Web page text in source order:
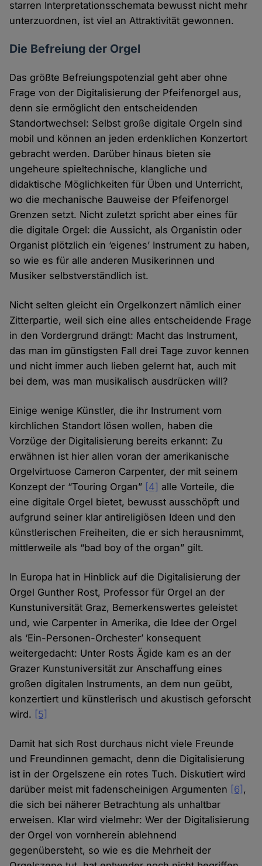
starren Interpretationsschemata bewusst nicht mehr
unterzuordnen, ist viel an Attraktivität gewonnen.
Die Befreiung der Orgel
Das größte Befreiungspotenzial geht aber ohne
Frage von der Digitalisierung der Pfeifenorgel aus,
denn sie ermöglicht den entscheidenden
Standortwechsel: Selbst große digitale Orgeln sind
mobil und können an jeden erdenklichen Konzertort
gebracht werden. Darüber hinaus bieten sie
ungeheure spieltechnische, klangliche und
didaktische Möglichkeiten für Üben und Unterricht,
wo die mechanische Bauweise der Pfeifenorgel
Grenzen setzt. Nicht zuletzt spricht aber eines für
die digitale Orgel: die Aussicht, als Organistin oder
Organist plötzlich ein ‘eigenes’ Instrument zu haben,
so wie es für alle anderen Musikerinnen und
Musiker selbstverständlich ist.
Nicht selten gleicht ein Orgelkonzert nämlich einer
Zitterpartie, weil sich eine alles entscheidende Frage
in den Vordergrund drängt: Macht das Instrument,
das man im günstigsten Fall drei Tage zuvor kennen
und nicht immer auch lieben gelernt hat, auch mit
bei dem, was man musikalisch ausdrücken will?
Einige wenige Künstler, die ihr Instrument vom
kirchlichen Standort lösen wollen, haben die
Vorzüge der Digitalisierung bereits erkannt: Zu
erwähnen ist hier allen voran der amerikanische
Orgelvirtuose Cameron Carpenter, der mit seinem
Konzept der “Touring Organ” [4] alle Vorteile, die
eine digitale Orgel bietet, bewusst ausschöpft und
aufgrund seiner klar antireligiösen Ideen und den
künstlerischen Freiheiten, die er sich herausnimmt,
mittlerweile als “bad boy of the organ” gilt.
In Europa hat in Hinblick auf die Digitalisierung der
Orgel Gunther Rost, Professor für Orgel an der
Kunstuniversität Graz, Bemerkenswertes geleistet
und, wie Carpenter in Amerika, die Idee der Orgel
als ‘Ein-Personen-Orchester’ konsequent
weitergedacht: Unter Rosts Ägide kam es an der
Grazer Kunstuniversität zur Anschaffung eines
großen digitalen Instruments, an dem nun geübt,
konzertiert und künstlerisch und akustisch geforscht
wird. [5]
Damit hat sich Rost durchaus nicht viele Freunde
und Freundinnen gemacht, denn die Digitalisierung
ist in der Orgelszene ein rotes Tuch. Diskutiert wird
darüber meist mit fadenscheinigen Argumenten [6] ,
die sich bei näherer Betrachtung als unhaltbar
erweisen. Klar wird vielmehr: Wer der Digitalisierung
der Orgel von vornherein ablehnend
gegenübersteht, so wie es die Mehrheit der